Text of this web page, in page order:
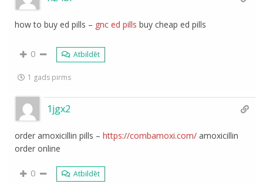
how to buy ed pills – gnc ed pills buy cheap ed pills
0 Atbildēt
1 gads pirms
1jgx2
order amoxicillin pills –https://combamoxi.com/ amoxicillin
order online
0 Atbildēt